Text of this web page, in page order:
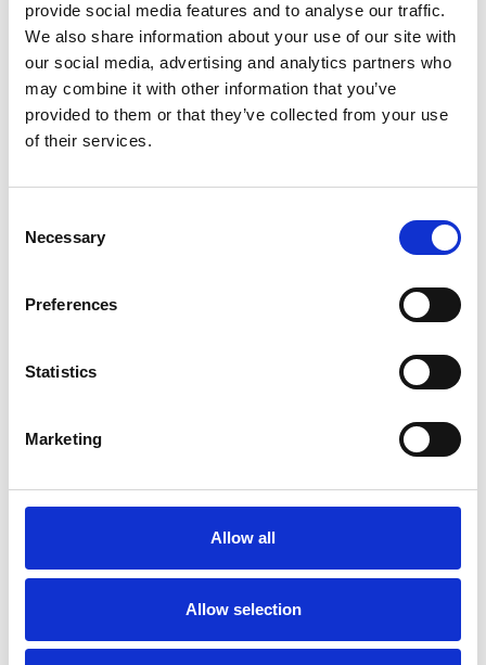
provide social media features and to analyse our traffic.
We also share information about your use of our site with
our social media, advertising and analytics partners who
may combine it with other information that you’ve
provided to them or that they’ve collected from your use
of their services.
Selection
Necessary
Preferences
Statistics
Marketing
Allow all
Allow selection
Repubblica Ceca